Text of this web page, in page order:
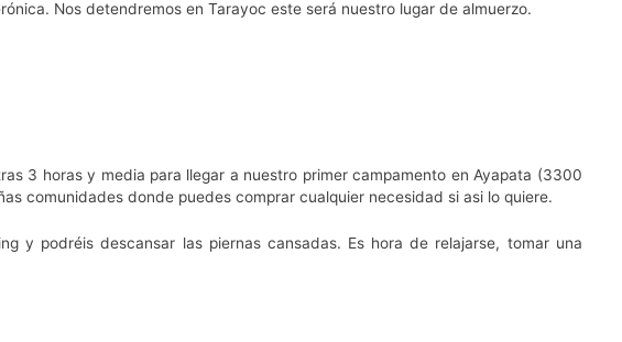
Nos detendremos en Tarayoc este será nuestro lugar de almuerzo.
3 horas y media para llegar a nuestro primer campamento en Ayapata (3300
comunidades donde puedes comprar cualquier necesidad si asi lo quiere.
y podréis descansar las piernas cansadas. Es hora de relajarse, tomar una